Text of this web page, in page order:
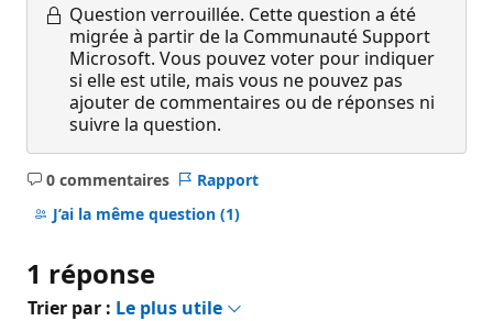
Question verrouillée. Cette question a été
migrée à partir de la Communauté Support
Microsoft. Vous pouvez voter pour indiquer
si elle est utile, mais vous ne pouvez pas
ajouter de commentaires ou de réponses ni
suivre la question.
0 commentaires
Aucun
commentaire
Rapport
J’ai la même question (1)
1 réponse
Trier par : Le plus utile